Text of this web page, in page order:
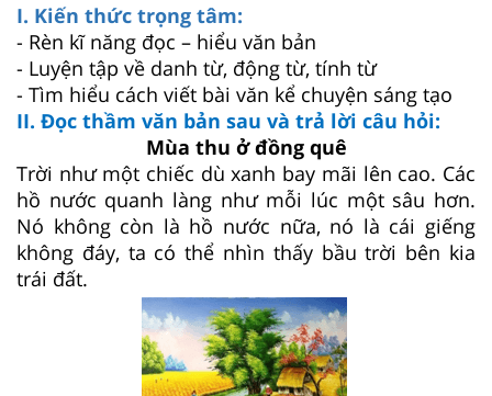
I. Kiến thức trọng tâm:
- Rèn kĩ năng đọc – hiểu văn bản
- Luyện tập về danh từ, động từ, tính từ
- Tìm hiểu cách viết bài văn kể chuyện sáng tạo
II. Đọc thầm văn bản sau và trả lời câu hỏi:
Mùa thu ở đồng quê
Trời như một chiếc dù xanh bay mãi lên cao. Các
hồ nước quanh làng như mỗi lúc một sâu hơn.
Nó không còn là hồ nước nữa, nó là cái giếng
không đáy, ta có thể nhìn thấy bầu trời bên kia
trái đất.